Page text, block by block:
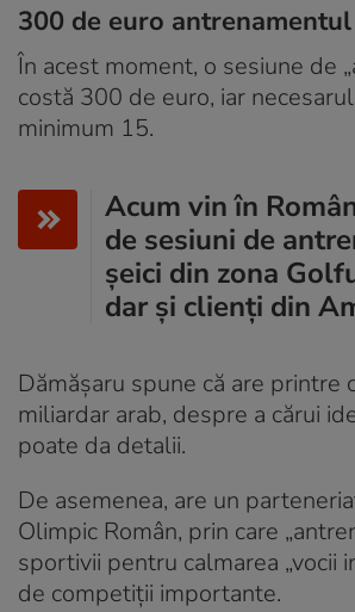
300 de euro antrenamentul
În acest moment, o sesiune de
costă 300 de euro, iar
minimum 15.
Acum vin în
de sesiuni de
șeici din zona
dar și clienți din
Dămășaru spune că are printre
miliardar arab, despre a cărui
poate da detalii.
De asemenea, are un
Olimpic Român, prin care
sportivii pentru calmarea „vocii
de competiții importante.